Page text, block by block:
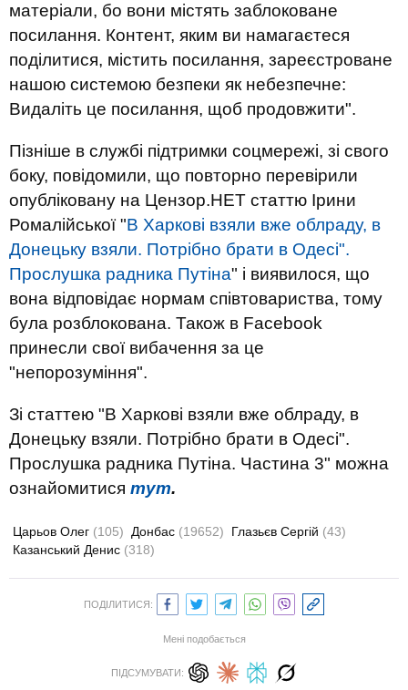
матеріали, бо вони містять заблоковане
посилання. Контент, яким ви намагаєтеся
поділитися, містить посилання, зареєстроване
нашою системою безпеки як небезпечне:
Видаліть це посилання, щоб продовжити".
Пізніше в службі підтримки соцмережі, зі свого
боку, повідомили, що повторно перевірили
опубліковану на Цензор.НЕТ статтю Ірини
Ромалійської "В Харкові взяли вже облраду, в
Донецьку взяли. Потрібно брати в Одесі".
Прослушка радника Путіна" і виявилося, що
вона відповідає нормам співтовариства, тому
була розблокована. Також в Facebook
принесли свої вибачення за це
"непорозуміння".
Зі статтею "В Харкові взяли вже облраду, в
Донецьку взяли. Потрібно брати в Одесі".
Прослушка радника Путіна. Частина 3" можна
ознайомитися тут.
Царьов Олег (105) Донбас (19652) Глазьєв Сергій (43)
Казанський Денис (318)
ПОДІЛИТИСЯ:
Мені подобається
ПІДСУМУВАТИ: